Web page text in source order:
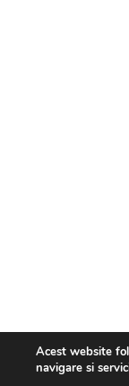
Acest website
navigare si